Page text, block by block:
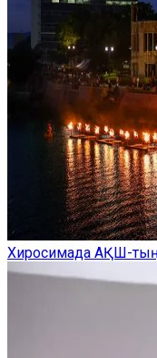
Хиросимада АҚШ-